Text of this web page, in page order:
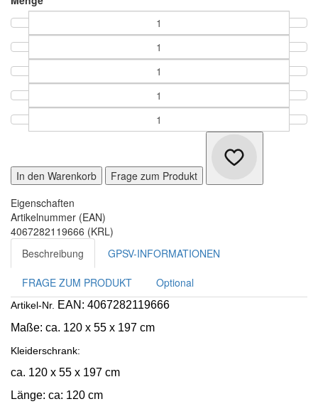
In den Warenkorb
Frage zum Produkt
Eigenschaften
Artikelnummer (EAN)
4067282119666 (KRL)
Beschreibung
GPSV-INFORMATIONEN
FRAGE ZUM PRODUKT Optional
Artikel-Nr. EAN: 4067282119666
Maße: ca. 120 x 55 x 197 cm
Kleiderschrank:
ca. 120 x 55 x 197 cm
Länge: ca: 120 cm